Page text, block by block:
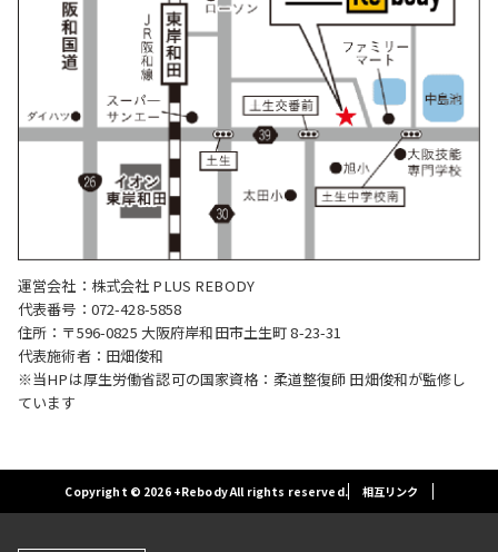
運営会社：株式会社 PLUS REBODY
代表番号：072-428-5858
住所：〒596-0825 大阪府岸和田市土生町 8-23-31
代表施術者：田畑俊和
※当HPは厚生労働省認可の国家資格：柔道整復師 田畑俊和が監修し
ています
Copyright © 2026 +Rebody All rights reserved. 相互リンク